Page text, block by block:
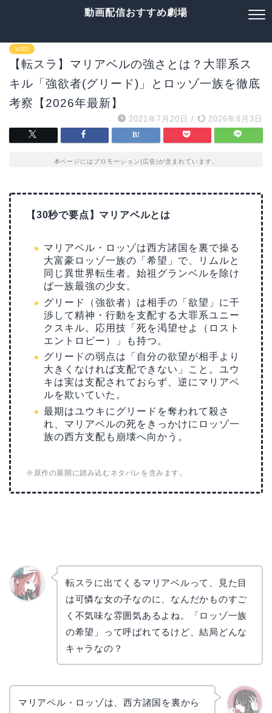
動画配信おすすめ劇場
VOD
【転スラ】マリアベルの強さとは？大罪系ス
キル「強欲者(グリード)」とロッゾ一族を徹底
考察【2026年最新】
2021年7月20日 / 2026年8月3日
本ページにはプロモーション(広告)が含まれています。
【30秒で要点】マリアベルとは
マリアベル・ロッゾは西方諸国を裏で操る
大富豪ロッゾ一族の「希望」で、リムルと
同じ異世界転生者。始祖グランベルを除け
ば一族最強の少女。
グリード（強欲者）は相手の「欲望」に干
渉して精神・行動を支配する大罪系ユニー
クスキル。応用技「死を渇望せよ（ロスト
エントロピー）」も持つ。
グリードの弱点は「自分の欲望が相手より
大きくなければ支配できない」こと。ユウ
キは実は支配されておらず、逆にマリアベ
ルを欺いていた。
最期はユウキにグリードを奪われて殺さ
れ、マリアベルの死をきっかけにロッゾ一
族の西方支配も崩壊へ向かう。
※原作の展開に踏み込むネタバレを含みます。
転スラに出てくるマリアベルって、見た目
は可憐な女の子なのに、なんだかものすご
く不気味な雰囲気あるよね。「ロッゾ一族
の希望」って呼ばれてるけど、結局どんな
キャラなの？
マリアベル・ロッゾは、西方諸国を裏から